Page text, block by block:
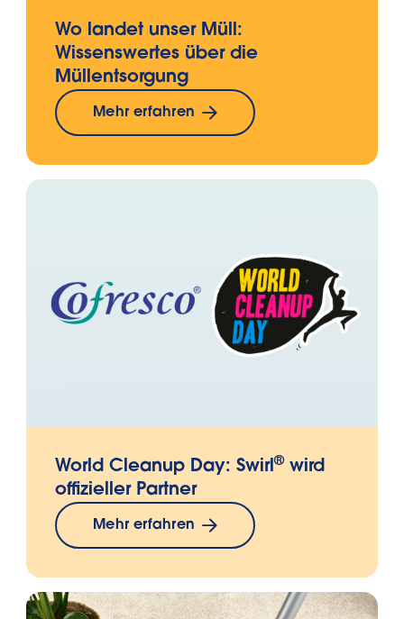
Wo landet unser Müll:
Wissenswertes über die
Müllentsorgung
Mehr erfahren
World Cleanup Day: Swirl® wird
offizieller Partner
Mehr erfahren